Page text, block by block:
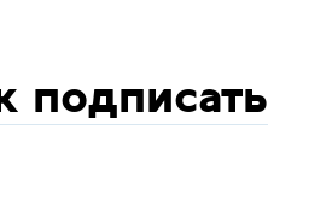
подписать